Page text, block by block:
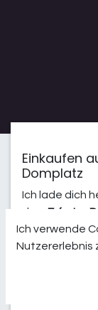
Einkaufen
Domplatz
Ich lade dich
dem Erfurter
voller leckerer
ohne Stress
noch
Ich verwende
Nutzererlebnis